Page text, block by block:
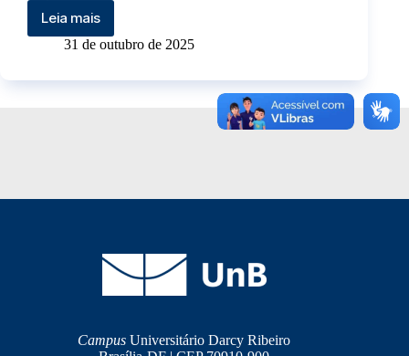
Leia mais
31 de outubro de 2025
Campus Universitário Darcy Ribeiro